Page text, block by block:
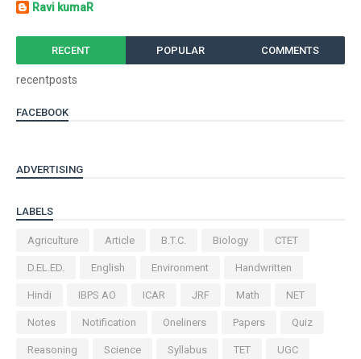
Ravi kumaR
RECENT POPULAR COMMENTS
recentposts
FACEBOOK
ADVERTISING
LABELS
Agriculture Article B.T.C. Biology CTET
D.EL.ED. English Environment Handwritten
Hindi IBPS AO ICAR JRF Math NET
Notes Notification Oneliners Papers Quiz
Reasoning Science Syllabus TET UGC